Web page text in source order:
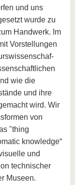
und uns
wurde zu
Handwerk. Im
Vorstellungen
wie die
und ihre
wird. Wir
von
"thing
knowledge“
und
technischer
Museen.